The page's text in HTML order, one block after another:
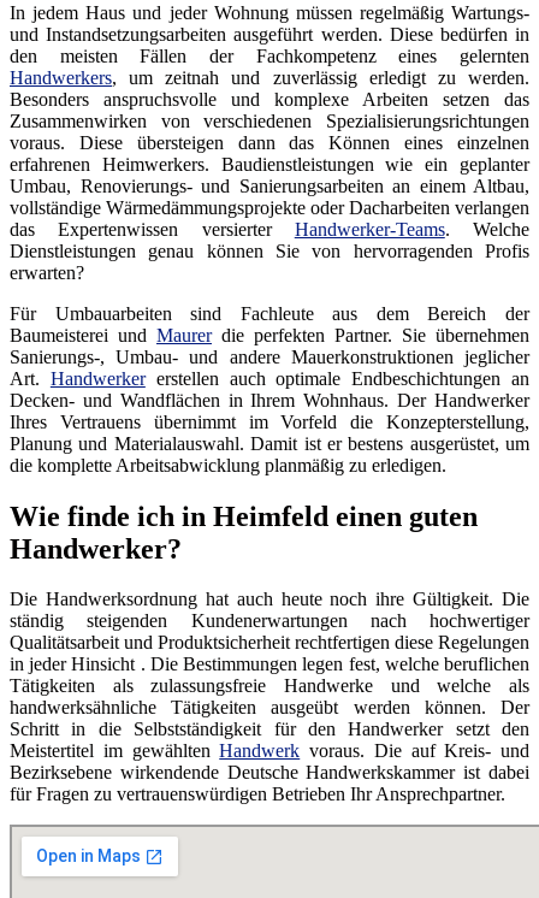
In jedem Haus und jeder Wohnung müssen regelmäßig Wartungs-
und Instandsetzungsarbeiten ausgeführt werden. Diese bedürfen in
den meisten Fällen der Fachkompetenz eines gelernten
Handwerkers, um zeitnah und zuverlässig erledigt zu werden.
Besonders anspruchsvolle und komplexe Arbeiten setzen das
Zusammenwirken von verschiedenen Spezialisierungsrichtungen
voraus. Diese übersteigen dann das Können eines einzelnen
erfahrenen Heimwerkers. Baudienstleistungen wie ein geplanter
Umbau, Renovierungs- und Sanierungsarbeiten an einem Altbau,
vollständige Wärmedämmungsprojekte oder Dacharbeiten verlangen
das Expertenwissen versierter Handwerker-Teams. Welche
Dienstleistungen genau können Sie von hervorragenden Profis
erwarten?
Für Umbauarbeiten sind Fachleute aus dem Bereich der
Baumeisterei und Maurerdie perfekten Partner. Sie übernehmen
Sanierungs-, Umbau- und andere Mauerkonstruktionen jeglicher
Art. Handwerkererstellen auch optimale Endbeschichtungen an
Decken- und Wandflächen in Ihrem Wohnhaus. Der Handwerker
Ihres Vertrauens übernimmt im Vorfeld die Konzepterstellung,
Planung und Materialauswahl. Damit ist er bestens ausgerüstet, um
die komplette Arbeitsabwicklung planmäßig zu erledigen.
Wie finde ich in Heimfeld einen guten
Handwerker?
Die Handwerksordnung hat auch heute noch ihre Gültigkeit. Die
ständig steigenden Kundenerwartungen nach hochwertiger
Qualitätsarbeit und Produktsicherheit rechtfertigen diese Regelungen
in jeder Hinsicht . Die Bestimmungen legen fest, welche beruflichen
Tätigkeiten als zulassungsfreie Handwerke und welche als
handwerksähnliche Tätigkeiten ausgeübt werden können. Der
Schritt in die Selbstständigkeit für den Handwerker setzt den
Meistertitel im gewähltenHandwerk voraus. Die auf Kreis- und
Bezirksebene wirkendende Deutsche Handwerkskammer ist dabei
für Fragen zu vertrauenswürdigen Betrieben Ihr Ansprechpartner.